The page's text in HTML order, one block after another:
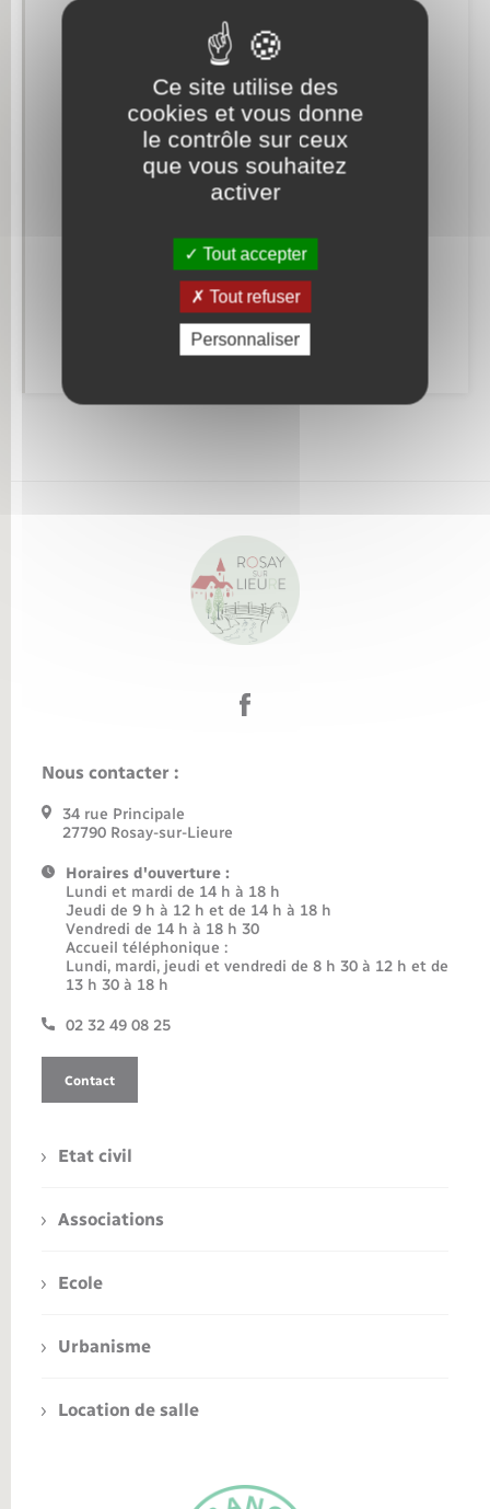
Voirie et espace public
Retrouvez aussi
Etat civil
Elections et citoyenneté
Mariage – PACS
Parrainage civil
Recensement militaire
Concessions funéraires
Nous contacter :
34 rue Principale
27790 Rosay-sur-Lieure
Horaires d'ouverture :
Lundi et mardi de 14 h à 18 h
Jeudi de 9 h à 12 h et de 14 h à 18 h
Vendredi de 14 h à 18 h 30
Accueil téléphonique :
Lundi, mardi, jeudi et vendredi de 8 h 30 à 12 h et de
13 h 30 à 18 h
02 32 49 08 25
Contact
Etat civil
Associations
Ecole
Urbanisme
Location de salle
Ce site utilise des
cookies et vous donne
le contrôle sur ceux
que vous souhaitez
activer
Tout accepter
Tout refuser
Personnaliser